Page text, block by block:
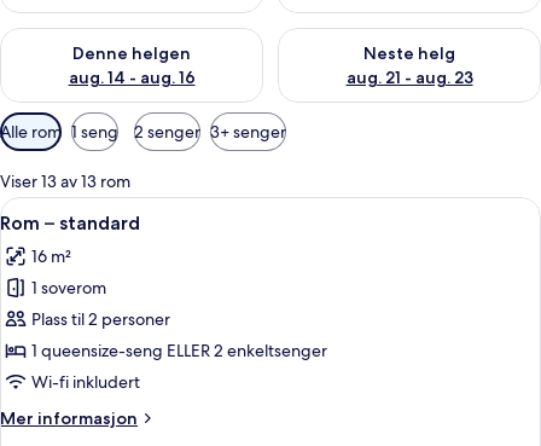
Denne helgen
aug. 14 - aug. 16
Sjekk tilgjengelighet for denne helgen, aug. 14 - aug. 16
Neste helg
aug. 21 - aug. 23
Sjekk tilgjengelighet for
Tilgjengelige
filtre
for
rom
Alle rom 1 seng 2 senger 3+ senger
Viser 13 av 13 rom
Åpne
alle
bildene
av
Rom
–
standard
Dundyner, safe på rommet,
16
Rom – standard
16 m²
1 soverom
Plass til 2 personer
1 queensize-seng ELLER 2 enkeltsenger
Wi-fi inkludert
Mer informasjon
Mer